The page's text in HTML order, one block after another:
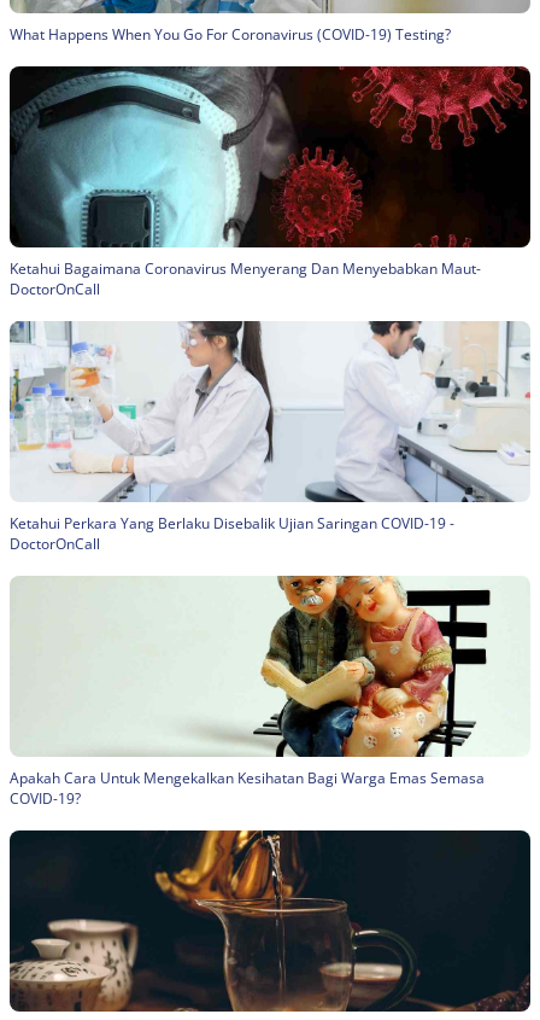
What Happens When You Go For Coronavirus (COVID-19) Testing?
Ketahui Bagaimana Coronavirus Menyerang Dan Menyebabkan Maut-
DoctorOnCall
Ketahui Perkara Yang Berlaku Disebalik Ujian Saringan COVID-19 -
DoctorOnCall
Apakah Cara Untuk Mengekalkan Kesihatan Bagi Warga Emas Semasa
COVID-19?